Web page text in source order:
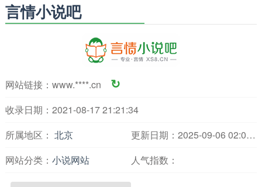
言情小说吧
网站链接： www.****.cn ↻
收录日期：2021-08-17 21:21:34
所属地区： 北京
更新日期：2025-09-06 02:00:16
网站分类： 小说网站 人气指数：